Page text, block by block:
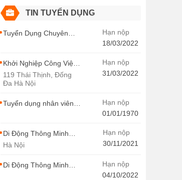
Minh
TIN TUYỂN DỤNG
Tuyển Dụng Chuyên
Hạn nộp
18/03/2022
Khởi Nghiệp Công Việc
Chuyên Viên Tư Vấn
Bán Hàng Di Động
119 Thái Thịnh, Đống
Đa Hà Nội
Hạn nộp
31/03/2022
Tuyển dụng nhân viên
Hạn nộp
01/01/1970
Di Động Thông Minh
Tuyển Dụng
CONTENT WIRITER
Hà Nội
Hạn nộp
30/11/2021
Di Động Thông Minh
Hạn nộp
04/10/2022